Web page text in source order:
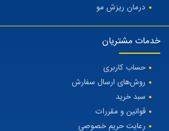
درمان ریزش مو
خدمات مشتریان
حساب کاربری
روش‌های ارسال سفارش
سبد خرید
قوانین و مقررات
رعایت حریم خصوصی